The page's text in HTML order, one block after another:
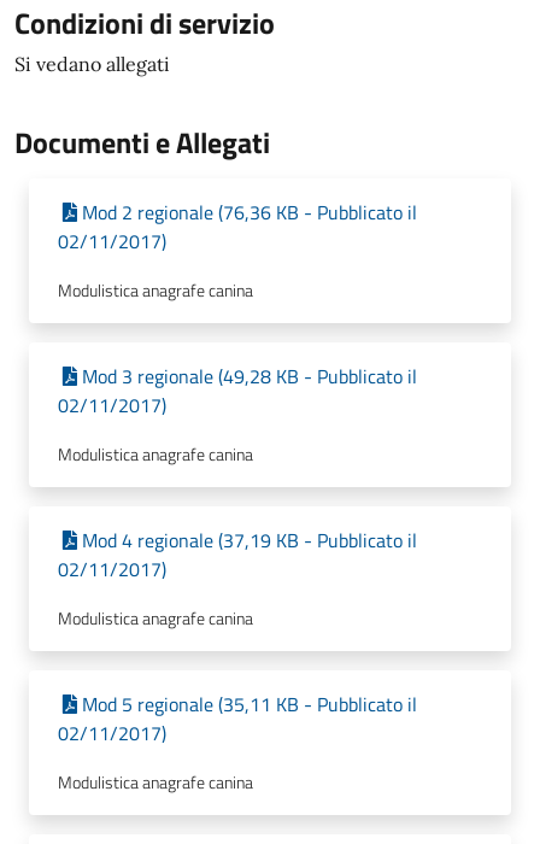
Condizioni di servizio
Si vedano allegati
Documenti e Allegati
Mod 2 regionale (76,36 KB - Pubblicato il
02/11/2017)
Modulistica anagrafe canina
Mod 3 regionale (49,28 KB - Pubblicato il
02/11/2017)
Modulistica anagrafe canina
Mod 4 regionale (37,19 KB - Pubblicato il
02/11/2017)
Modulistica anagrafe canina
Mod 5 regionale (35,11 KB - Pubblicato il
02/11/2017)
Modulistica anagrafe canina